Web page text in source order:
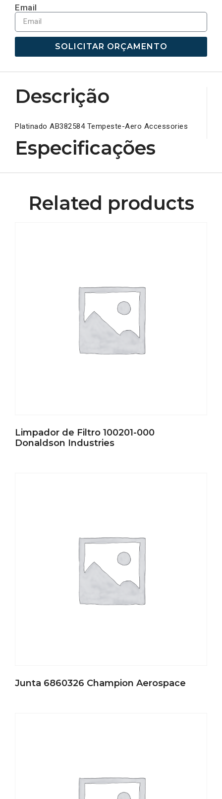
Email
SOLICITAR ORÇAMENTO
Descrição
Platinado AB382584 Tempeste-Aero Accessories
Especificações
Related products
Limpador de Filtro 100201-000
Donaldson Industries
Junta 6860326 Champion Aerospace